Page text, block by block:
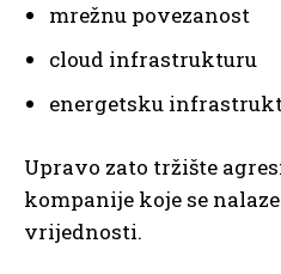
mrežnu povezanost
cloud infrastrukturu
energetsku
Upravo zato tržište
kompanije koje se
vrijednosti.